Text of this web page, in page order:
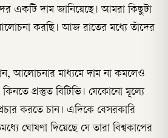
একটি দাম জানিয়েছে। আমরা কিছুটা
করছি। আজ রাতের মধ্যে তাঁদের
আলোচনার মাধ্যমে দাম না কমলেও
কিনতে প্রস্তুত বিটিভি। যেকোনো মূল্যে
করতে চান। এদিকে বেসরকারি
ঘোষণা দিয়েছে যে তারা বিশ্বকাপের